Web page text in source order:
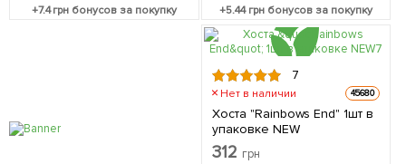
+7.4грн бонусов за покупку +5.44грн бонусов за покупку
7
Нет в наличии 45680
Хоста "Rainbows End" 1шт в
упаковке NEW
312 грн